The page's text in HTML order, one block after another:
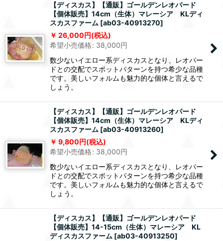
【ディスカス】【通販】ゴールデンレオパード
【個体販売】14cm（生体）マレーシア KLディ
スカスファーム [ab03-40913270]
26,000円(税込)
希望小売価格: 38,000円
数少ないイエロー系ディスカスとなり、レオパー
ドとの交配でスポットパターンを持つ希少な品種
です。美しいフォルムも魅力的な個体と言えるで
しょう。
【ディスカス】【通販】ゴールデンレオパード
【個体販売】14cm（生体）マレーシア KLディ
スカスファーム [ab03-40913260]
9,800円(税込)
希望小売価格: 38,000円
数少ないイエロー系ディスカスとなり、レオパー
ドとの交配でスポットパターンを持つ希少な品種
です。美しいフォルムも魅力的な個体と言えるで
しょう。
【ディスカス】【通販】ゴールデンレオパード
【個体販売】14-15cm（生体）マレーシア KL
ディスカスファーム [ab03-40913250]